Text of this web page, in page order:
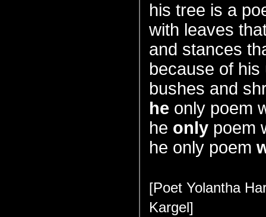
his tree is a
with leaves
and stances
because of
bushes and
he only poem
he onlypoem
he only poem
[Poet Yolantha
Kargel]